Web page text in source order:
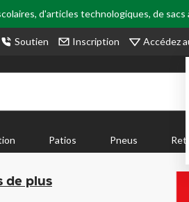
d'articles technologiques, de
Soutien Inscription Accédez
Patios Pneus
de plus